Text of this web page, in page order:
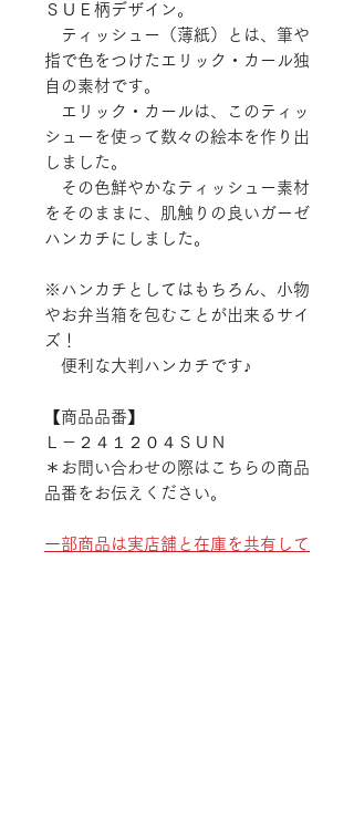
ＳＵＥ柄デザイン。
ティッシュー（薄紙）とは、筆や
指で色をつけたエリック・カール独
自の素材です。
エリック・カールは、このティッ
シューを使って数々の絵本を作り出
しました。
その色鮮やかなティッシュー素材
をそのままに、肌触りの良いガーゼ
ハンカチにしました。
※ハンカチとしてはもちろん、小物
やお弁当箱を包むことが出来るサイ
ズ！
便利な大判ハンカチです♪
【商品品番】
Ｌ－２４１２０４ＳＵＮ
＊お問い合わせの際はこちらの商品
品番をお伝えください。
一部商品は実店舗と在庫を共有して